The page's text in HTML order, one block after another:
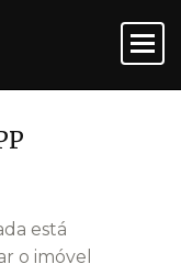
está
o imóvel